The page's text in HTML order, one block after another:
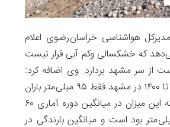
هواشناسی خراسان رضوی اعلام
که خشکسالی وکم آبی قرار نیست
از سر مشهد بردارد. وی اضافه کرد:
در سال زراعی ۱۳۹۹ تا ۱۴۰۰ در مشهد فقط ۹۵ میلی متر باران
باریده، در صورتی که این میزان در میانگین دوره آماری ۶۰
حدود ۲۳۸ میلی متر بود است و میانگین بارندگی در